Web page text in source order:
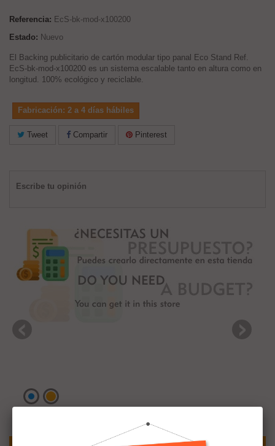
Referencia: EcS-bk-mod-x100200
Estado: Nuevo
El Backing publicitario de cartón modular tipo panal Eco Stand Ref.
EcS-bk-mod-x100200 es un sistema escalable tanto en altura como en
longitud. 100% ecológico y reciclable.
Fabricación: 2 a 4 días hábiles
Tweet Compartir Pinterest
Escribe tu opinión